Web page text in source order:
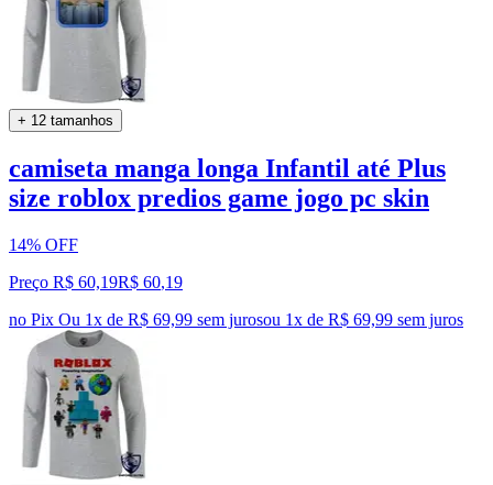
+ 12 tamanhos
camiseta manga longa Infantil até Plus
size roblox predios game jogo pc skin
14% OFF
Preço R$ 60,19R$ 60,19
no Pix Ou 1x de R$ 69,99 sem jurosou 1x de R$ 69,99 sem juros